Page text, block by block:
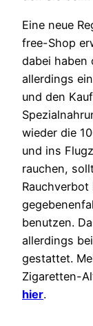
Eine neue
free-Shop
dabei haben
allerdings
und den
wieder die
und ins
rauchen,
benutzen.
allerdings
gestattet.
Zigaretten-
hier.